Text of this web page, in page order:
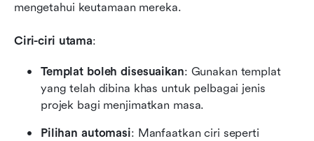
mengetahui keutamaan mereka.
Ciri-ciri utama:
Templat boleh disesuaikan: Gunakan templat
yang telah dibina khas untuk pelbagai jenis
projek bagi menjimatkan masa.
Pilihan automasi: Manfaatkan ciri seperti